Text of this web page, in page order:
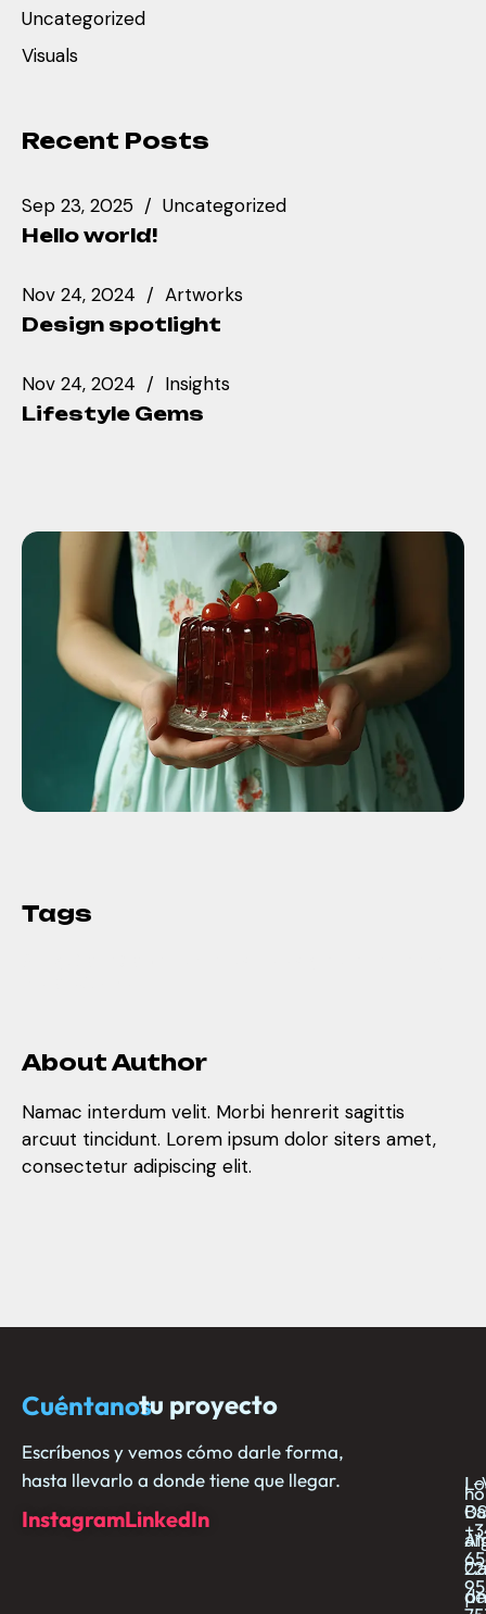
Uncategorized
Visuals
Recent Posts
Sep 23, 2025 Uncategorized
Hello world!
Nov 24, 2024 Artworks
Design spotlight
Nov 24, 2024 Insights
Lifestyle Gems
Tags
About Author
Namac interdum velit. Morbi henrerit sagittis
arcuut tincidunt. Lorem ipsum dolor siters amet,
consectetur adipiscing elit.
Cuéntanostu proyecto
Escríbenos y vemos cómo darle forma,
hasta llevarlo a donde tiene que llegar.
InstagramLinkedIn
L-
de